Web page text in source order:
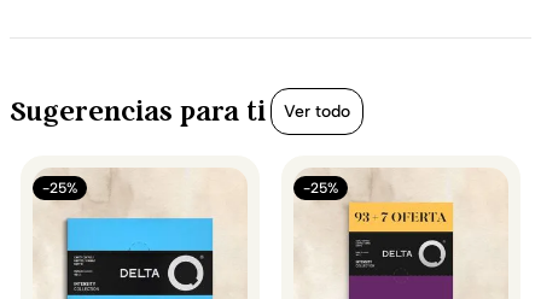
Sugerencias para ti Ver todo
-25% -25%